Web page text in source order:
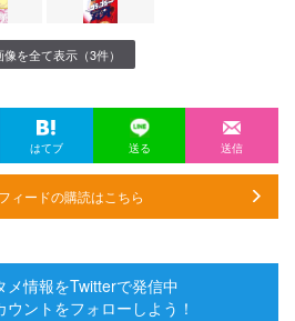
像を全て表示（3件）
はてブ 送る 送信
ィードの購読はこちら
メ情報をTwitterで発信中
ウントをフォローしよう！